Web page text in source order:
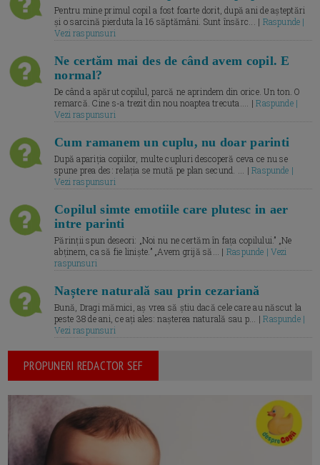
Pentru mine primul copil a fost foarte dorit, după ani de așteptări
și o sarcină pierduta la 16 săptămâni. Sunt însărc... | Raspunde |
Vezi raspunsuri
Ne certăm mai des de când avem copil. E
normal?
De când a apărut copilul, parcă ne aprindem din orice. Un ton. O
remarcă. Cine s-a trezit din nou noaptea trecuta.... |Raspunde |
Vezi raspunsuri
Cum ramanem un cuplu, nu doar parinti
După apariția copiilor, multe cupluri descoperă ceva ce nu se
spune prea des: relația se mută pe plan secund. ... |Raspunde |
Vezi raspunsuri
Copilul simte emotiile care plutesc in aer
intre parinti
Părinții spun deseori: „Noi nu ne certăm în fața copilului.” „Ne
abținem, ca să fie liniște.” „Avem grijă să... | Raspunde | Vezi
raspunsuri
Naștere naturală sau prin cezariană
Bună, Dragi mămici, aș vrea să știu dacă cele care au născut la
peste 38 de ani, ce ați ales: nașterea naturală sau p... |Raspunde |
Vezi raspunsuri
PROPUNERI REDACTOR SEF